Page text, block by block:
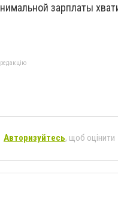
зарплаты
Авторизуйтесь, щоб оцінити